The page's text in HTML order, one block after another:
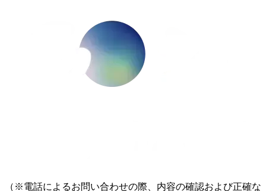
（※電話によるお問い合わせの際、内容の確認および正確な